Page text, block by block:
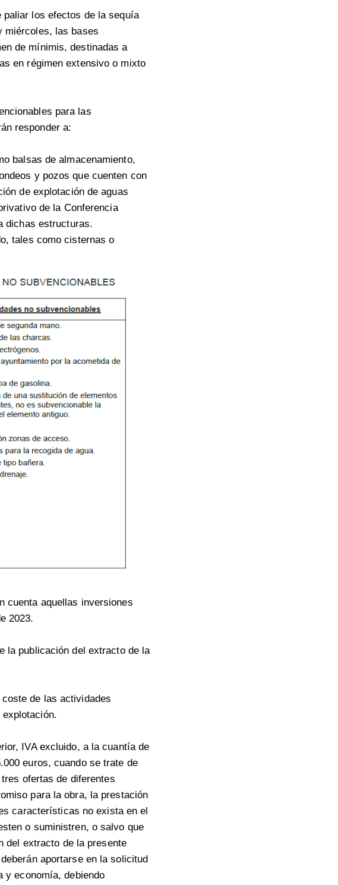
paliar los efectos de la sequía
miércoles, las bases
de mínimis, destinadas a
en régimen extensivo o mixto
para las
responder a:
balsas de almacenamiento,
y pozos que cuenten con
de explotación de aguas
de la Conferencia
dichas estructuras.
tales como cisternas o
cuenta aquellas inversiones
2023.
la publicación del extracto de la
de las actividades
IVA excluido, a la cuantía de
euros, cuando se trate de
ofertas de diferentes
para la obra, la prestación
características no exista en el
o suministren, o salvo que
del extracto de la presente
aportarse en la solicitud
y economía, debiendo